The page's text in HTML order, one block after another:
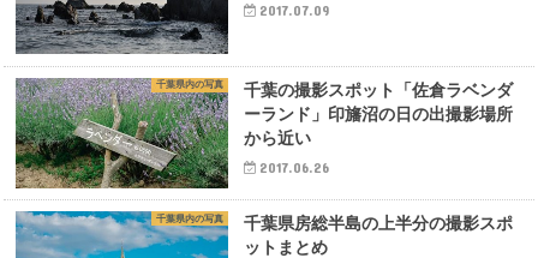
2017.07.09
千葉県内の写真
千葉の撮影スポット「佐倉ラベンダ
ーランド」印旛沼の日の出撮影場所
から近い
2017.06.26
千葉県内の写真
千葉県房総半島の上半分の撮影スポ
ットまとめ